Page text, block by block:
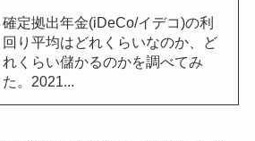
確定拠出年金(iDeCo/イデコ)の利
回り平均はどれくらいなのか、ど
れくらい儲かるのかを調べてみ
た。2021...